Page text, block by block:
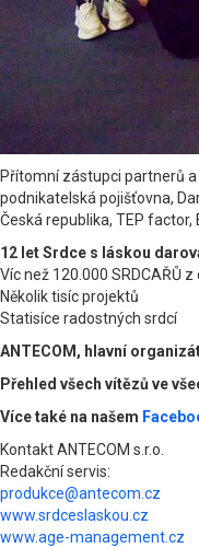
Přítomní zástupci partnerů a
podnikatelská pojišťovna,
Česká republika, TEP factor,
12 let Srdce s láskou
Víc než 120.000 SRDCAŘŮ
Několik tisíc projektů
Statisíce radostných srdcí
ANTECOM, hlavní
Přehled všech vítězů ve
Více také na našem
Kontakt ANTECOM s.r.o.
Redakční servis:
produkce@antecom.cz
www.srdceslaskou.cz
www.age-management.cz